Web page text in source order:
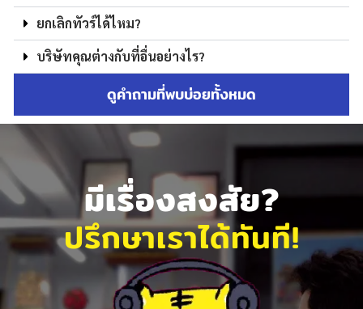
ยกเลิกทัวร์ได้ไหม?
บริษัทคุณต่างกับที่อื่นอย่างไร?
ดูคำถามที่พบบ่อยทั้งหมด
มีเรื่องสงสัย?
ปรึกษาเราได้ทันที!